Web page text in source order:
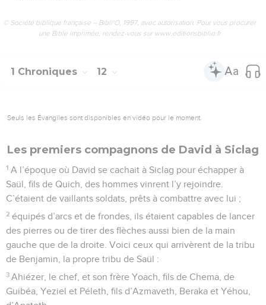
© Société biblique française – Bibli’O, 1997, avec autorisation. Pour vous procurer
une Bible imprimée, rendez-vous sur www.editionsbiblio.fr
1 Chroniques 12
Seuls les Évangiles sont disponibles en vidéo pour le moment.
Les premiers compagnons de David à Siclag
1 A l’époque où David se cachait à Siclag pour échapper à
Saül, fils de Quich, des hommes vinrent l’y rejoindre.
C’étaient de vaillants soldats, prêts à combattre avec lui ;
2 équipés d’arcs et de frondes, ils étaient capables de lancer
des pierres ou de tirer des flèches aussi bien de la main
gauche que de la droite. Voici ceux qui arrivèrent de la tribu
de Benjamin, la propre tribu de Saül :
3 Ahiézer, le chef, et son frère Yoach, fils de Chema, de
Guibéa, Yeziel et Péleth, fils d’Azmaveth, Beraka et Yéhou,